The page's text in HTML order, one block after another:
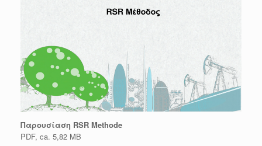
Παρουσίαση RSR Methode
PDF, ca. 5,82 MB